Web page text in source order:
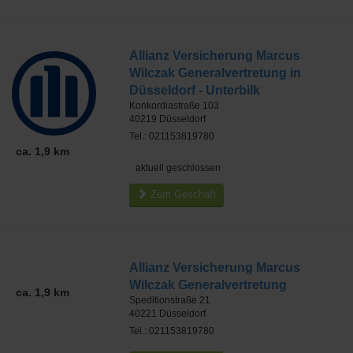
ca. 1,9 km
Allianz Versicherung Marcus
Wilczak Generalvertretung in
Düsseldorf - Unterbilk
Konkordiastraße 103
40219 Düsseldorf
Tel.: 021153819780
aktuell geschlossen
Zum Geschäft
ca. 1,9 km
Allianz Versicherung Marcus
Wilczak Generalvertretung
Speditionstraße 21
40221 Düsseldorf
Tel.: 021153819780